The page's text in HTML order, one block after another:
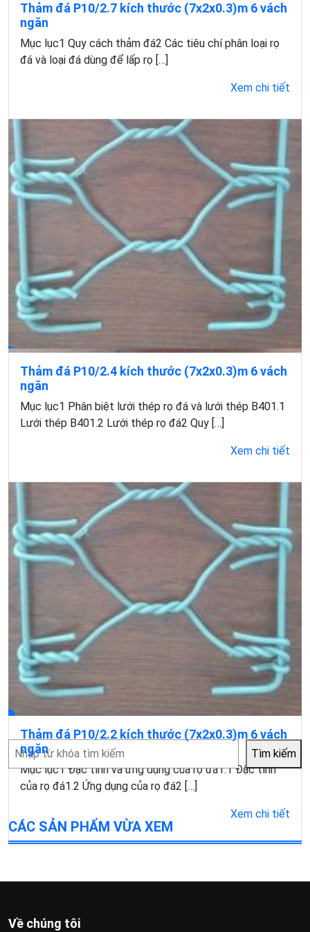
Thảm đá P10/2.7 kích thước (7x2x0.3)m 6 vách
ngăn
Mục lục1 Quy cách thảm đá2 Các tiêu chí phân loại rọ
đá và loại đá dùng để lấp rọ […]
Xem chi tiết
Thảm đá P10/2.4 kích thước (7x2x0.3)m 6 vách
ngăn
Mục lục1 Phân biệt lưới thép rọ đá và lưới thép B401.1
Lưới thép B401.2 Lưới thép rọ đá2 Quy […]
Xem chi tiết
Thảm đá P10/2.2 kích thước (7x2x0.3)m 6 vách
ngăn
Mục lục1 Đặc tính và ứng dụng của rọ đá1.1 Đặc tính
của rọ đá1.2 Ứng dụng của rọ đá2 […]
Xem chi tiết
Tìm
Tìm kiếm
CÁC SẢN PHẨM VỪA XEM
Về chúng tôi